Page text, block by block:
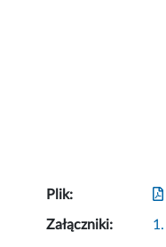
Plik:
Załączniki: 1.